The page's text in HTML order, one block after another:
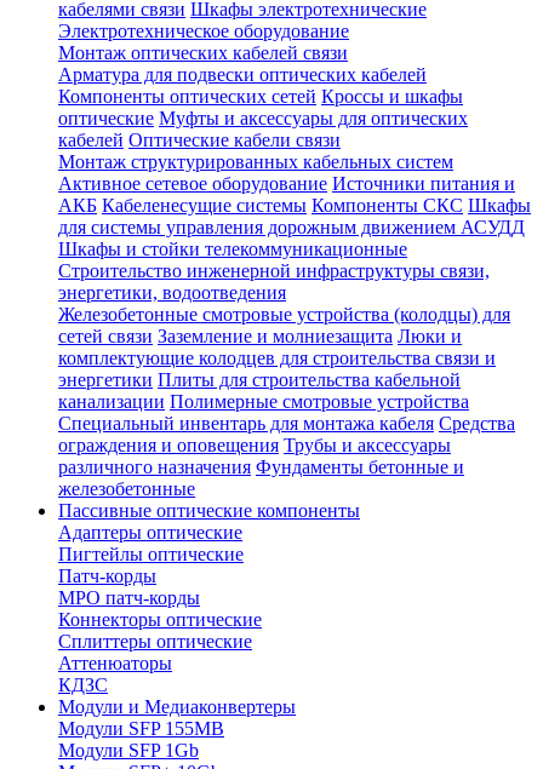
кабелями связи Шкафы электротехнические
Электротехническое оборудование
Монтаж оптических кабелей связи
Арматура для подвески оптических кабелей
Компоненты оптических сетей Кроссы и шкафы
оптические Муфты и аксессуары для оптических
кабелей Оптические кабели связи
Монтаж структурированных кабельных систем
Активное сетевое оборудование Источники питания и
АКБ Кабеленесущие системы Компоненты СКС Шкафы
для системы управления дорожным движением АСУДД
Шкафы и стойки телекоммуникационные
Строительство инженерной инфраструктуры связи,
энергетики, водоотведения
Железобетонные смотровые устройства (колодцы) для
сетей связи Заземление и молниезащита Люки и
комплектующие колодцев для строительства связи и
энергетики Плиты для строительства кабельной
канализации Полимерные смотровые устройства
Специальный инвентарь для монтажа кабеля Средства
ограждения и оповещения Трубы и аксессуары
различного назначения Фундаменты бетонные и
железобетонные
Пассивные оптические компоненты
Адаптеры оптические
Пигтейлы оптические
Патч-корды
MPO патч-корды
Коннекторы оптические
Сплиттеры оптические
Аттенюаторы
КДЗС
Модули и Медиаконвертеры
Модули SFP 155MB
Модули SFP 1Gb